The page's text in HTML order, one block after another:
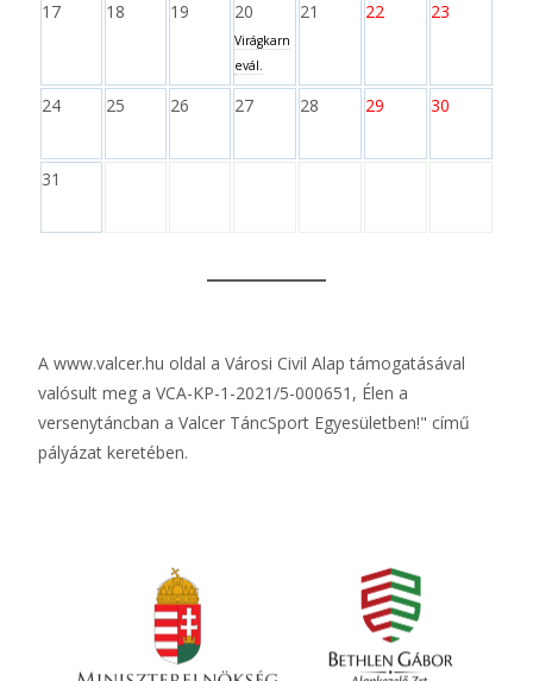
17 18 19 20
Virágkarn
evál.
21 22 23
24 25 26 27 28 29 30
31
A www.valcer.hu oldal a Városi Civil Alap támogatásával
valósult meg a VCA-KP-1-2021/5-000651, Élen a
versenytáncban a Valcer TáncSport Egyesületben!" című
pályázat keretében.